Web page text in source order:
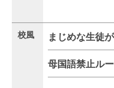
校風 まじめな生徒
母国語禁止ル